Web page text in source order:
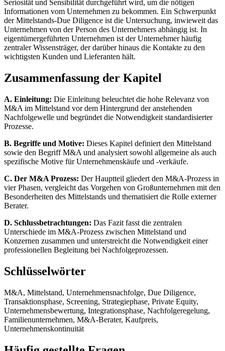
Seriosität und Sensibilität durchgeführt wird, um die nötigen
Informationen vom Unternehmen zu bekommen. Ein Schwerpunkt
der Mittelstands-Due Diligence ist die Untersuchung, inwieweit das
Unternehmen von der Person des Unternehmers abhängig ist. In
eigentümergeführten Unternehmen ist der Unternehmer häufig
zentraler Wissensträger, der darüber hinaus die Kontakte zu den
wichtigsten Kunden und Lieferanten hält.
Zusammenfassung der Kapitel
A. Einleitung: Die Einleitung beleuchtet die hohe Relevanz von
M&A im Mittelstand vor dem Hintergrund der anstehenden
Nachfolgewelle und begründet die Notwendigkeit standardisierter
Prozesse.
B. Begriffe und Motive: Dieses Kapitel definiert den Mittelstand
sowie den Begriff M&A und analysiert sowohl allgemeine als auch
spezifische Motive für Unternehmenskäufe und -verkäufe.
C. Der M&A Prozess: Der Hauptteil gliedert den M&A-Prozess in
vier Phasen, vergleicht das Vorgehen von Großunternehmen mit den
Besonderheiten des Mittelstands und thematisiert die Rolle externer
Berater.
D. Schlussbetrachtungen: Das Fazit fasst die zentralen
Unterschiede im M&A-Prozess zwischen Mittelstand und
Konzernen zusammen und unterstreicht die Notwendigkeit einer
professionellen Begleitung bei Nachfolgeprozessen.
Schlüsselwörter
M&A, Mittelstand, Unternehmensnachfolge, Due Diligence,
Transaktionsphase, Screening, Strategiephase, Private Equity,
Unternehmensbewertung, Integrationsphase, Nachfolgeregelung,
Familienunternehmen, M&A-Berater, Kaufpreis,
Unternehmenskontinuität